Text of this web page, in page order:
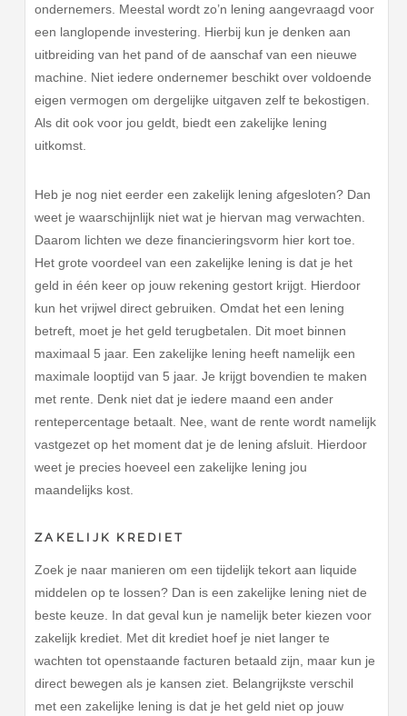
ondernemers. Meestal wordt zo’n lening aangevraagd voor
een langlopende investering. Hierbij kun je denken aan
uitbreiding van het pand of de aanschaf van een nieuwe
machine. Niet iedere ondernemer beschikt over voldoende
eigen vermogen om dergelijke uitgaven zelf te bekostigen.
Als dit ook voor jou geldt, biedt een zakelijke lening
uitkomst.
Heb je nog niet eerder een zakelijk lening afgesloten? Dan
weet je waarschijnlijk niet wat je hiervan mag verwachten.
Daarom lichten we deze financieringsvorm hier kort toe.
Het grote voordeel van een zakelijke lening is dat je het
geld in één keer op jouw rekening gestort krijgt. Hierdoor
kun het vrijwel direct gebruiken. Omdat het een lening
betreft, moet je het geld terugbetalen. Dit moet binnen
maximaal 5 jaar. Een zakelijke lening heeft namelijk een
maximale looptijd van 5 jaar. Je krijgt bovendien te maken
met rente. Denk niet dat je iedere maand een ander
rentepercentage betaalt. Nee, want de rente wordt namelijk
vastgezet op het moment dat je de lening afsluit. Hierdoor
weet je precies hoeveel een zakelijke lening jou
maandelijks kost.
ZAKELIJK KREDIET
Zoek je naar manieren om een tijdelijk tekort aan liquide
middelen op te lossen? Dan is een zakelijke lening niet de
beste keuze. In dat geval kun je namelijk beter kiezen voor
zakelijk krediet. Met dit krediet hoef je niet langer te
wachten tot openstaande facturen betaald zijn, maar kun je
direct bewegen als je kansen ziet. Belangrijkste verschil
met een zakelijke lening is dat je het geld niet op jouw